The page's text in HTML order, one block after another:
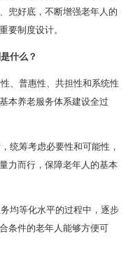
兜好底，不断增强老年人的
要制度设计。
什么？
、普惠性、共担性和系统性
本养老服务体系建设全过
统筹考虑必要性和可能性，
力而行，保障老年人的基本
均等化水平的过程中，逐步
条件的老年人能够方便可